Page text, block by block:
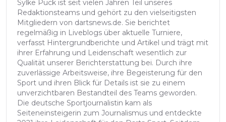
Sylke Puck ist seit vielen Jahren Teil unseres
Redaktionsteams und gehört zu den vielseitigsten
Mitgliedern von dartsnews.de. Sie berichtet
regelmäßig in Liveblogs über aktuelle Turniere,
verfasst Hintergrundberichte und Artikel und trägt mit
ihrer Erfahrung und Leidenschaft wesentlich zur
Qualität unserer Berichterstattung bei. Durch ihre
zuverlässige Arbeitsweise, ihre Begeisterung für den
Sport und ihren Blick für Details ist sie zu einem
unverzichtbaren Bestandteil des Teams geworden.
Die deutsche Sportjournalistin kam als
Seiteneinsteigerin zum Journalismus und entdeckte